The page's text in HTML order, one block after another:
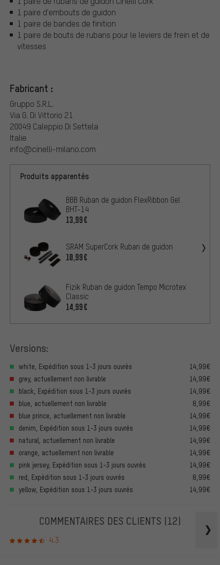
1 paire d'embouts de guidon
1 paire de bandes de finition
1 paire de bouts de rubans pour le leviers de frein et de
vitesses
Fabricant :
Gruppo S.R.L.
Via G. Di Vittorio 21
20049 Caleppio Di Settela
Italie
info@cinelli-milano.com
Produits apparentés
BBB Ruban de guidon FlexRibbon Gel
BHT-14
13,99€
SRAM SuperCork Ruban de guidon
10,99€
Fizik Ruban de guidon Tempo Microtex
Classic
14,99€
Versions:
white, Expédition sous 1-3 jours ouvrés
14,99€
grey, actuellement non livrable
14,99€
black, Expédition sous 1-3 jours ouvrés
14,99€
blue, actuellement non livrable
8,99€
blue prince, actuellement non livrable
14,99€
denim, Expédition sous 1-3 jours ouvrés
14,99€
natural, actuellement non livrable
14,99€
orange, actuellement non livrable
14,99€
pink jersey, Expédition sous 1-3 jours ouvrés
14,99€
red, Expédition sous 1-3 jours ouvrés
8,99€
yellow, Expédition sous 1-3 jours ouvrés
14,99€
COMMENTAIRES DES CLIENTS (12)
4.3